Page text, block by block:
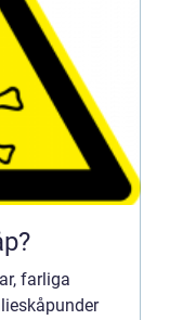
farliga